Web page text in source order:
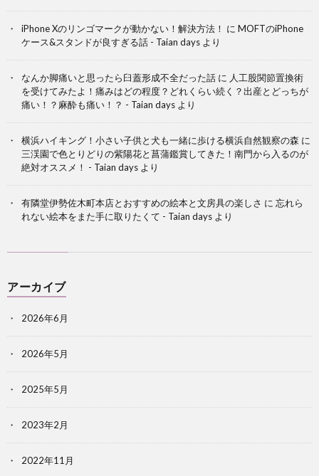
iPhone Xのリンゴマークが動かない！解決方法！ に MOFTのiPhone
ケース&スタンドが良すぎる話 - Taian days より
なんか脚痛いと思ったら臼蓋形成不全だった話 に 人工股関節置換術
を受けてみたよ！痛みはどの程度？どれくらい続く？出産とどっちが
痛い！？麻酔も痛い！？ - Taian days より
横浜ハイキング！小さい子供と犬も一緒に歩ける横浜自然観察の森 に
三渓園で色とりどりの紫陽花と菖蒲鑑賞してきた！南門から入るのが
絶対オススメ！ - Taian days より
有隣堂伊勢佐木町本店とおすすめの絵本と文房具の楽しさ に 忘れら
れない絵本をまた手に取りたくて - Taian days より
アーカイブ
2026年6月
2026年5月
2025年5月
2023年2月
2022年11月